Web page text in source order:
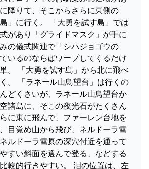
降りて、そこからさらに東側の
島」に行く。 「大勇を試す島」では
があり「グライドマスク」が手に
の儀式関連で「シハジョゴウの
いるのならばワープしてくるだけ
。 「大勇を試す島」から北に飛べ
。 「ラネール山鳥望台」は行くの
どくさいが、ラネール山鳥望台か
諸島に、そこの夜光石がたくさん
に東に飛んで、ファーレン台地を
目覚め山から飛び、ネルドーラ雪
ルドーラ雪原の深穴付近を通って
すい斜面を選んで登る、などする
較的行きやすい。 泪の位置は、左